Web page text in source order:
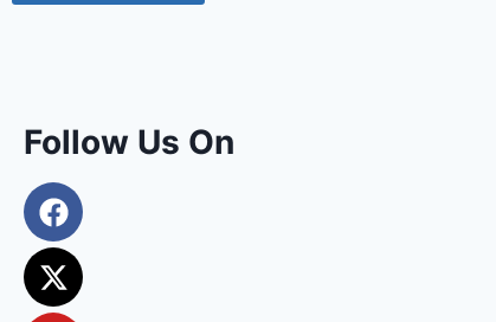
Follow Us On